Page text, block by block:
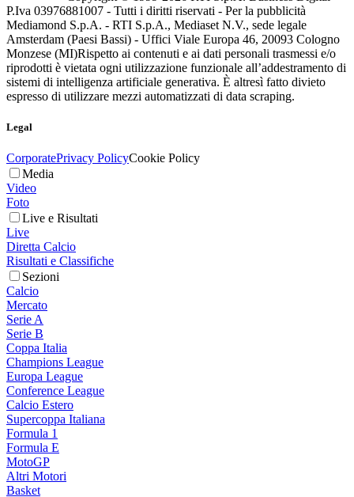
P.Iva 03976881007 - Tutti i diritti riservati - Per la pubblicità
Mediamond S.p.A. - RTI S.p.A., Mediaset N.V., sede legale
Amsterdam (Paesi Bassi) - Uffici Viale Europa 46, 20093 Cologno
Monzese (MI)Rispetto ai contenuti e ai dati personali trasmessi e/o
riprodotti è vietata ogni utilizzazione funzionale all’addestramento di
sistemi di intelligenza artificiale generativa. È altresì fatto divieto
espresso di utilizzare mezzi automatizzati di data scraping.
Legal
CorporatePrivacy PolicyCookie Policy
Media
Video
Foto
Live e Risultati
Live
Diretta Calcio
Risultati e Classifiche
Sezioni
Calcio
Mercato
Serie A
Serie B
Coppa Italia
Champions League
Europa League
Conference League
Calcio Estero
Supercoppa Italiana
Formula 1
Formula E
MotoGP
Altri Motori
Basket